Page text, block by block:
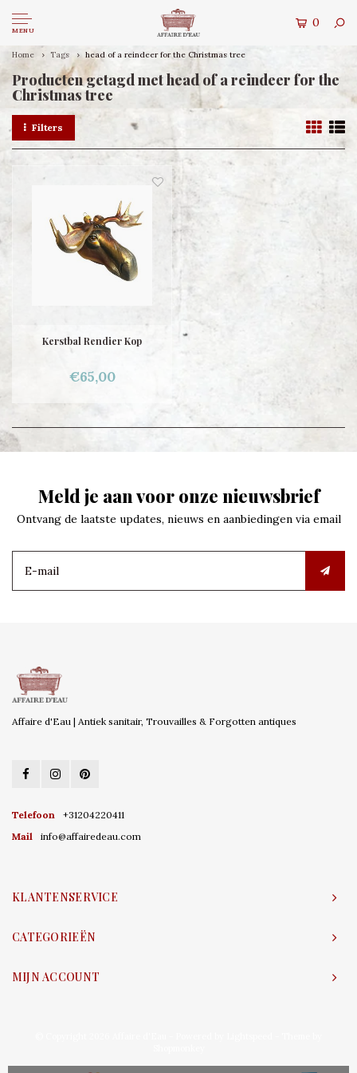
MENU
0
Home Tags head of a reindeer for the Christmas tree
Producten getagd met head of a reindeer for the
Christmas tree
Filters
Kerstbal Rendier Kop
€65,00
Meld je aan voor onze nieuwsbrief
Ontvang de laatste updates, nieuws en aanbiedingen via email
Affaire d'Eau | Antiek sanitair, Trouvailles & Forgotten antiques
Telefoon
+31204220411
Mail
info@affairedeau.com
KLANTENSERVICE
CATEGORIEËN
MIJN ACCOUNT